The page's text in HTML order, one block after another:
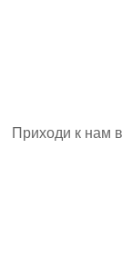
Приходи к нам